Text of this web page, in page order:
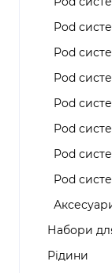
Pod
Pod
Pod
Pod
Pod
Pod
Pod
Набори
Рідини